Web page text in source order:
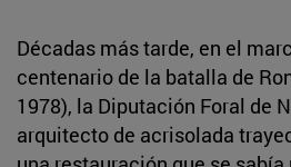
Décadas más tarde, en el
centenario de la batalla de
1978), la Diputación Foral de
arquitecto de acrisolada